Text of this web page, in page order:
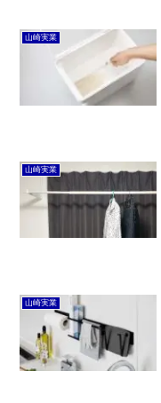
山崎実業
山崎実業
山崎実業